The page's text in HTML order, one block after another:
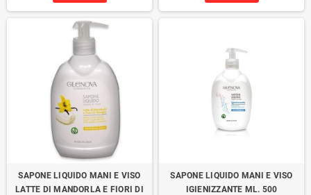
SAPONE LIQUIDO MANI E VISO
LATTE DI MANDORLA E FIORI DI
SAPONE LIQUIDO MANI E VISO
IGIENIZZANTE ML. 500